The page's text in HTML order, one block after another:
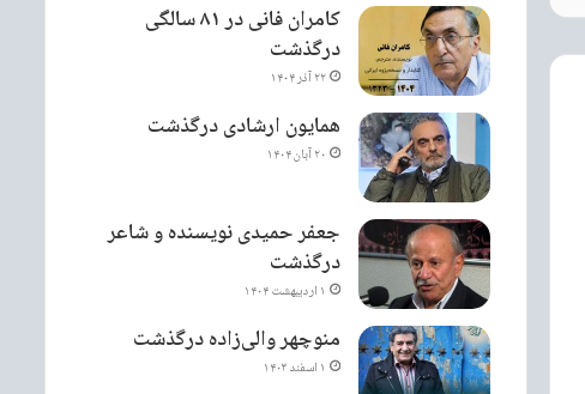
کامران فانی در ۸۱ سالگی
درگذشت
۲۲ آذر ۱۴۰۴
همایون ارشادی درگذشت
۲۰ آبان ۱۴۰۴
جعفر حمیدی نویسنده و شاعر
درگذشت
۱ اردیبهشت ۱۴۰۴
منوچهر والی‌زاده درگذشت
۱ اسفند ۱۴۰۳